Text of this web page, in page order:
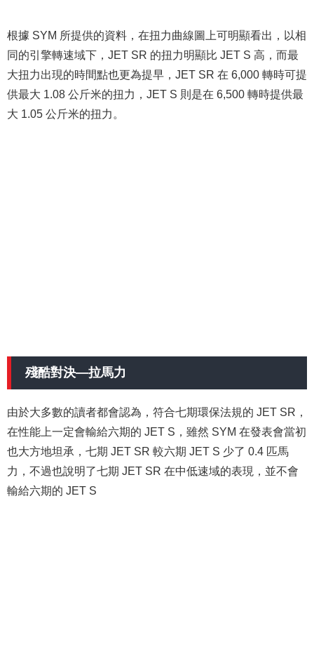
根據 SYM 所提供的資料，在扭力曲線圖上可明顯看出，以相
同的引擎轉速域下，JET SR 的扭力明顯比 JET S 高，而最
大扭力出現的時間點也更為提早，JET SR 在 6,000 轉時可提
供最大 1.08 公斤米的扭力，JET S 則是在 6,500 轉時提供最
大 1.05 公斤米的扭力。
殘酷對決—拉馬力
由於大多數的讀者都會認為，符合七期環保法規的 JET SR，
在性能上一定會輸給六期的 JET S，雖然 SYM 在發表會當初
也大方地坦承，七期 JET SR 較六期 JET S 少了 0.4 匹馬
力，不過也說明了七期 JET SR 在中低速域的表現，並不會
輸給六期的 JET S